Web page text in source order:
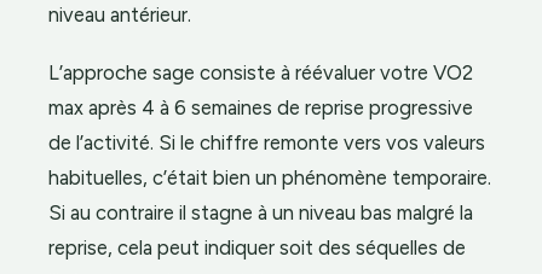
niveau antérieur.
L’approche sage consiste à réévaluer votre VO2
max après 4 à 6 semaines de reprise progressive
de l’activité. Si le chiffre remonte vers vos valeurs
habituelles, c’était bien un phénomène temporaire.
Si au contraire il stagne à un niveau bas malgré la
reprise, cela peut indiquer soit des séquelles de